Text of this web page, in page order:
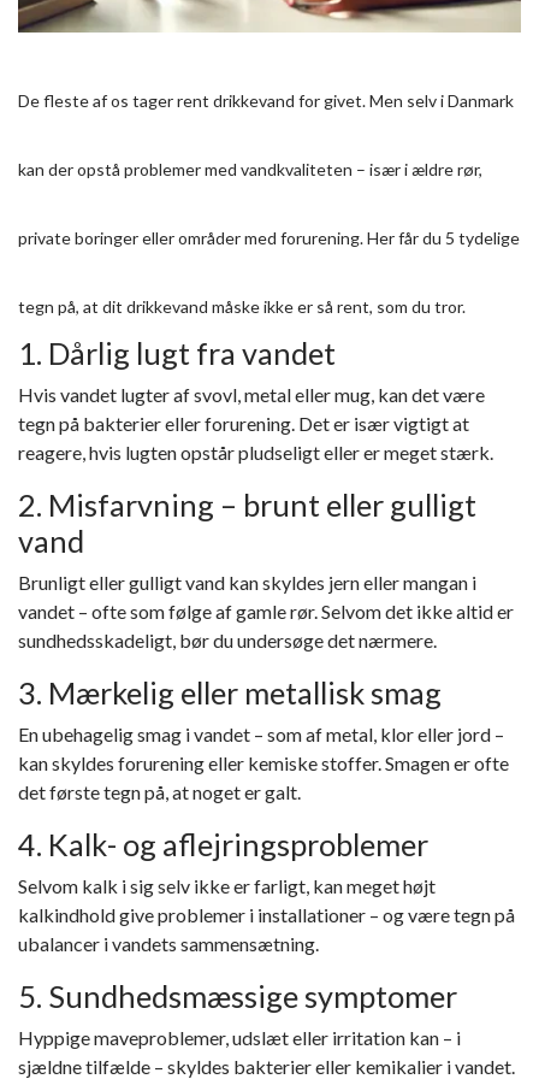
De fleste af os tager rent drikkevand for givet. Men selv i Danmark
kan der opstå problemer med vandkvaliteten – især i ældre rør,
private boringer eller områder med forurening. Her får du 5 tydelige
tegn på, at dit drikkevand måske ikke er så rent, som du tror.
1. Dårlig lugt fra vandet
Hvis vandet lugter af svovl, metal eller mug, kan det være
tegn på bakterier eller forurening. Det er især vigtigt at
reagere, hvis lugten opstår pludseligt eller er meget stærk.
2. Misfarvning – brunt eller gulligt
vand
Brunligt eller gulligt vand kan skyldes jern eller mangan i
vandet – ofte som følge af gamle rør. Selvom det ikke altid er
sundhedsskadeligt, bør du undersøge det nærmere.
3. Mærkelig eller metallisk smag
En ubehagelig smag i vandet – som af metal, klor eller jord –
kan skyldes forurening eller kemiske stoffer. Smagen er ofte
det første tegn på, at noget er galt.
4. Kalk- og aflejringsproblemer
Selvom kalk i sig selv ikke er farligt, kan meget højt
kalkindhold give problemer i installationer – og være tegn på
ubalancer i vandets sammensætning.
5. Sundhedsmæssige symptomer
Hyppige maveproblemer, udslæt eller irritation kan – i
sjældne tilfælde – skyldes bakterier eller kemikalier i vandet.